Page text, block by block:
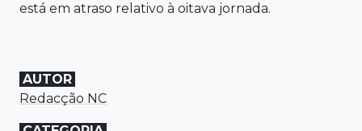
está em atraso relativo à oitava jornada.
AUTOR
Redacção NC